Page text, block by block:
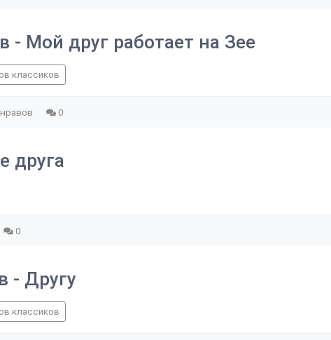
- Мой друг работает на Зее
классиков
0
друга
0
- Другу
классиков